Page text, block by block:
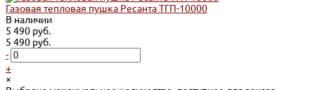
Газовая тепловая пушка Ресанта ТГП-10000
В наличии
5 490 руб.
5 490 руб.
-
+
×